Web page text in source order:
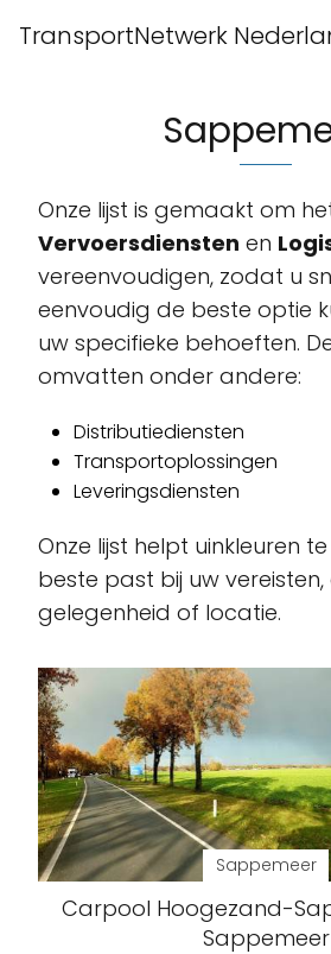
TransportNetwerk
Onze lijst is gemaakt om
Vervoersdiensten en
vereenvoudigen, zodat u
eenvoudig de beste optie
uw specifieke behoeften.
omvatten onder andere:
Distributiediensten
Transportoplossingen
Leveringsdiensten
Onze lijst helpt uinkleuren
beste past bij uw
gelegenheid of locatie.
Sappemeer
Carpool Hoogezand-
Sappemeer